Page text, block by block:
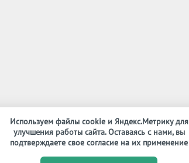
Все права защищены
Используем файлы cookie и Яндекс.Метрику для
улучшения работы сайта. Оставаясь с нами, вы
подтверждаете свое согласие на их применение